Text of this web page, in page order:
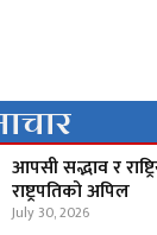
आपसी सद्भाव र
राष्ट्रपतिको अपिल
July 30, 2026